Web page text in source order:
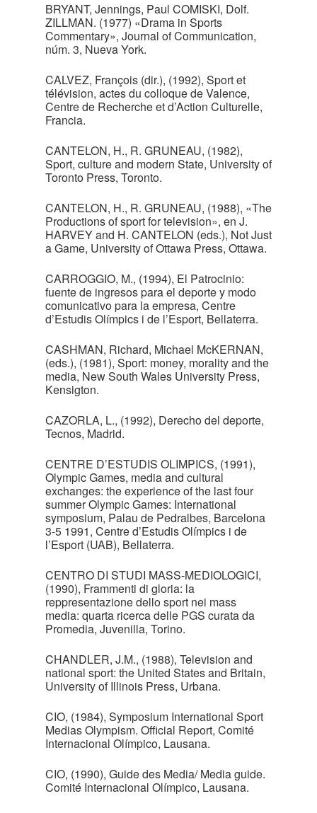
BRYANT, Jennings, Paul COMISKI, Dolf.
ZILLMAN. (1977) «Drama in Sports
Commentary», Journal of Communication,
núm. 3, Nueva York.
CALVEZ, François (dir.), (1992), Sport et
télévision, actes du colloque de Valence,
Centre de Recherche et d’Action Culturelle,
Francia.
CANTELON, H., R. GRUNEAU, (1982),
Sport, culture and modern State, University of
Toronto Press, Toronto.
CANTELON, H., R. GRUNEAU, (1988), «The
Productions of sport for television», en J.
HARVEY and H. CANTELON (eds.), Not Just
a Game, University of Ottawa Press, Ottawa.
CARROGGIO, M., (1994), El Patrocinio:
fuente de ingresos para el deporte y modo
comunicativo para la empresa, Centre
d’Estudis Olímpics i de l’Esport, Bellaterra.
CASHMAN, Richard, Michael McKERNAN,
(eds.), (1981), Sport: money, morality and the
media, New South Wales University Press,
Kensigton.
CAZORLA, L., (1992), Derecho del deporte,
Tecnos, Madrid.
CENTRE D’ESTUDIS OLIMPICS, (1991),
Olympic Games, media and cultural
exchanges: the experience of the last four
summer Olympic Games: International
symposium, Palau de Pedralbes, Barcelona
3-5 1991, Centre d’Estudis Olímpics i de
l’Esport (UAB), Bellaterra.
CENTRO DI STUDI MASS-MEDIOLOGICI,
(1990), Frammenti di gloria: la
reppresentazione dello sport nei mass
media: quarta ricerca delle PGS curata da
Promedia, Juvenilla, Torino.
CHANDLER, J.M., (1988), Television and
national sport: the United States and Britain,
University of Illinois Press, Urbana.
CIO, (1984), Symposium International Sport
Medias Olympism. Official Report, Comité
Internacional Olímpico, Lausana.
CIO, (1990), Guide des Media/ Media guide.
Comité Internacional Olímpico, Lausana.